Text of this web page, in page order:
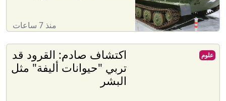
منذ 7 ساعات
اكتشاف صادم: القرود قد
تربي "حيوانات أليفة" مثل
البشر
علوم